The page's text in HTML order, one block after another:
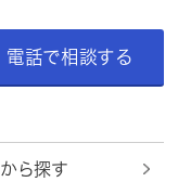
電話で相談する
ら探す